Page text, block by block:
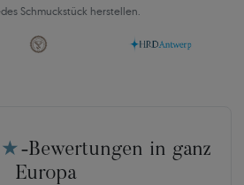
Schmuckstück herstellen.
★ -Bewertungen in ganz
Europa